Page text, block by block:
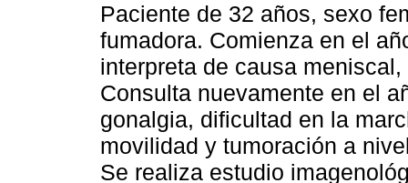
Paciente de 32 años, sexo
fumadora. Comienza en el
interpreta de causa
Consulta nuevamente en el
gonalgia, dificultad en la
movilidad y tumoración a
Se realiza estudio